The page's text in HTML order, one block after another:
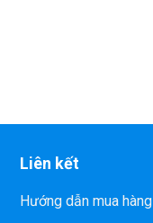
Liên kết
Hướng dẫn mua hàng